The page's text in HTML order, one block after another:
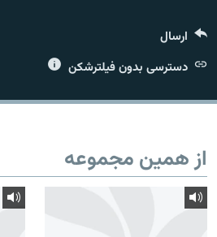
زبان‌های دیگر
ارسال
دسترسی بدون فیلترشکن
از همین مجموعه